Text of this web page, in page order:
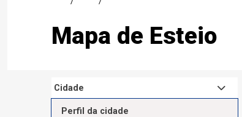
Mapa de Esteio
Cidade
Perfil da cidade